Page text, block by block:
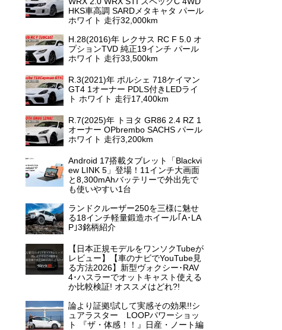
HKS車高調 SARDメタキャタ パール
ホワイト 走行32,000km
H.28(2016)年 レクサス RC F 5.0 オ
プションTVD 純正19インチ パール
ホワイト 走行33,500km
R.3(2021)年 ポルシェ 718ケイマン
GT4 1オーナー PDLS付きLEDライ
ト ホワイト 走行17,400km
R.7(2025)年 トヨタ GR86 2.4 RZ 1
オーナー OPbrembo SACHS パール
ホワイト 走行3,200km
Android 17搭載タブレット「Blackvi
ew LINK 5」登場！11インチ大画面
と8,300mAhバッテリーで外出先で
も使いやすい1台
ランドクルーザー250を三様に魅せ
る18インチ軽量鍛造ホイール｢A･LA
P｣3銘柄紹介
【日本正規モデルをワンソクTubeが
レビュー】【車のナビでYouTube見
る方法2026】新型ヴォクシー･RAV
4･ハスラーでオットキャスト使える
か比較検証! オススメはどれ?!
論より証拠!試して実感その効果!!シ
ュアラスター LOOPパワーショッ
ト 『ザ・体感！！』日産・ノート編